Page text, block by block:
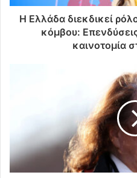
ε
ύ
Η Ελλάδα διεκδικεί
κόμβου:
καινοτομία